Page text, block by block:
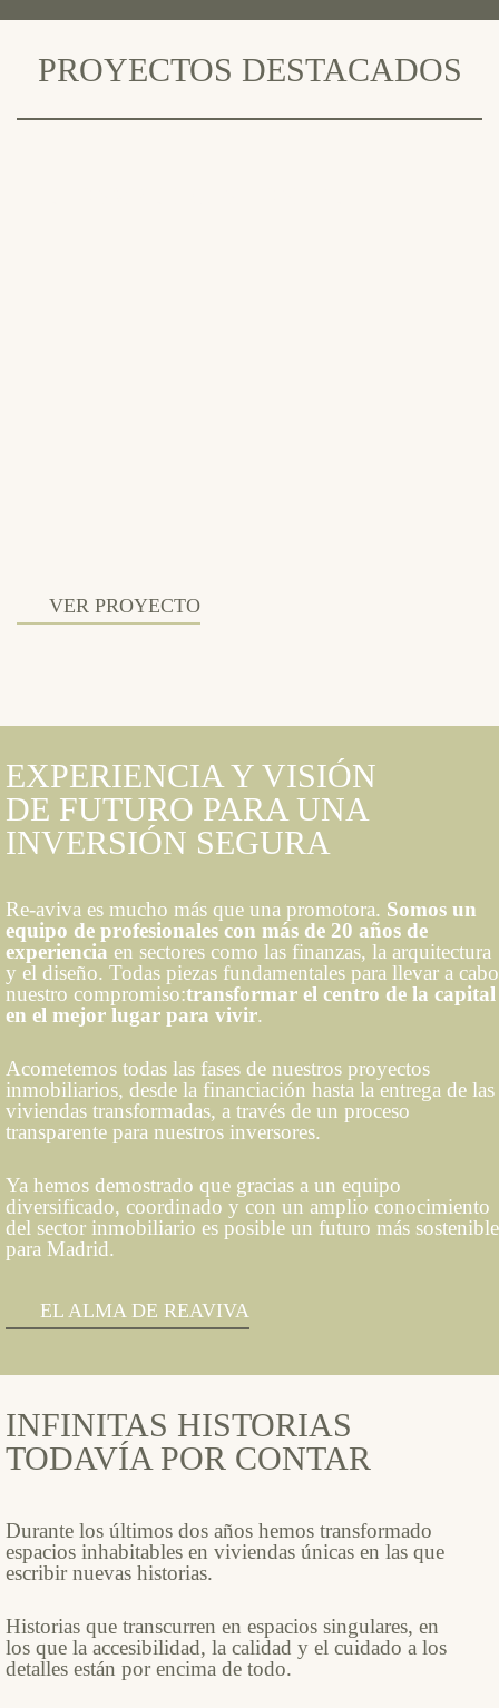
PROYECTOS DESTACADOS
VER PROYECTO
EXPERIENCIA Y VISIÓN
DE FUTURO PARA UNA
INVERSIÓN SEGURA
Re-aviva es mucho más que una promotora. Somos un
equipo de profesionales con más de 20 años de
experiencia en sectores como las finanzas, la arquitectura
y el diseño. Todas piezas fundamentales para llevar a cabo
nuestro compromiso:transformar el centro de la capital
en el mejor lugar para vivir.
Acometemos todas las fases de nuestros proyectos
inmobiliarios, desde la financiación hasta la entrega de las
viviendas transformadas, a través de un proceso
transparente para nuestros inversores.
Ya hemos demostrado que gracias a un equipo
diversificado, coordinado y con un amplio conocimiento
del sector inmobiliario es posible un futuro más sostenible
para Madrid.
EL ALMA DE REAVIVA
INFINITAS HISTORIAS
TODAVÍA POR CONTAR
Durante los últimos dos años hemos transformado
espacios inhabitables en viviendas únicas en las que
escribir nuevas historias.
Historias que transcurren en espacios singulares, en
los que la accesibilidad, la calidad y el cuidado a los
detalles están por encima de todo.